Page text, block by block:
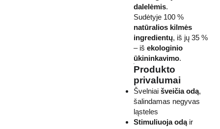
dalelėmis.
Sudėtyje 100 %
natūralios kilmės
ingredientų, iš jų 35 %
– iš ekologinio
ūkininkavimo.
Produkto
privalumai
Švelniai šveičia odą,
šalindamas negyvas
ląsteles
Stimuliuoja odąir